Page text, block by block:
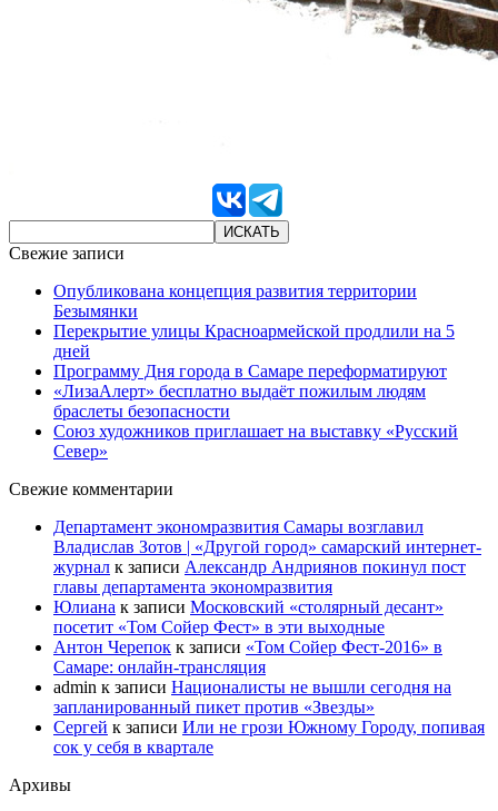
Свежие записи
Опубликована концепция развития территории
Безымянки
Перекрытие улицы Красноармейской продлили на 5
дней
Программу Дня города в Самаре переформатируют
«ЛизаАлерт» бесплатно выдаёт пожилым людям
браслеты безопасности
Союз художников приглашает на выставку «Русский
Север»
Свежие комментарии
Департамент экономразвития Самары возглавил
Владислав Зотов | «Другой город» самарский интернет-
журнал к записи Александр Андриянов покинул пост
главы департамента экономразвития
Юлиана к записи Московский «столярный десант»
посетит «Том Сойер Фест» в эти выходные
Антон Черепок к записи «Том Сойер Фест-2016» в
Самаре: онлайн-трансляция
admin к записи Националисты не вышли сегодня на
запланированный пикет против «Звезды»
Сергей к записи Или не грози Южному Городу, попивая
сок у себя в квартале
Архивы